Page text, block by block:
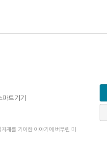
트기기
재를 기이한 이야기에 버무린 미